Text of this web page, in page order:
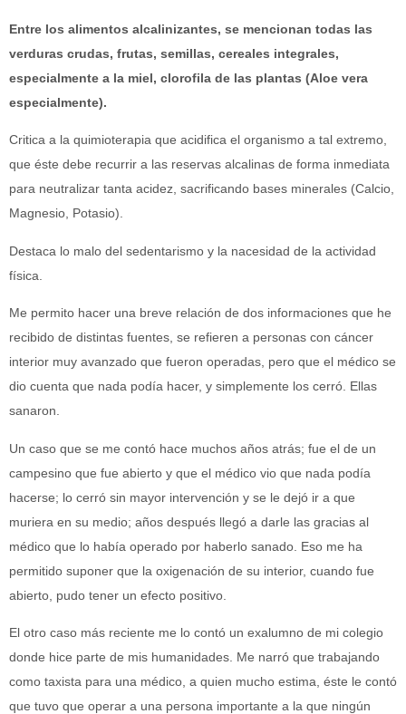
Entre los alimentos alcalinizantes, se mencionan todas las
verduras crudas, frutas, semillas, cereales integrales,
especialmente a la miel, clorofila de las plantas (Aloe vera
especialmente).
Critica a la quimioterapia que acidifica el organismo a tal extremo,
que éste debe recurrir a las reservas alcalinas de forma inmediata
para neutralizar tanta acidez, sacrificando bases minerales (Calcio,
Magnesio, Potasio).
Destaca lo malo del sedentarismo y la nacesidad de la actividad
física.
Me permito hacer una breve relación de dos informaciones que he
recibido de distintas fuentes, se refieren a personas con cáncer
interior muy avanzado que fueron operadas, pero que el médico se
dio cuenta que nada podía hacer, y simplemente los cerró. Ellas
sanaron.
Un caso que se me contó hace muchos años atrás; fue el de un
campesino que fue abierto y que el médico vio que nada podía
hacerse; lo cerró sin mayor intervención y se le dejó ir a que
muriera en su medio; años después llegó a darle las gracias al
médico que lo había operado por haberlo sanado. Eso me ha
permitido suponer que la oxigenación de su interior, cuando fue
abierto, pudo tener un efecto positivo.
El otro caso más reciente me lo contó un exalumno de mi colegio
donde hice parte de mis humanidades. Me narró que trabajando
como taxista para una médico, a quien mucho estima, éste le contó
que tuvo que operar a una persona importante a la que ningún